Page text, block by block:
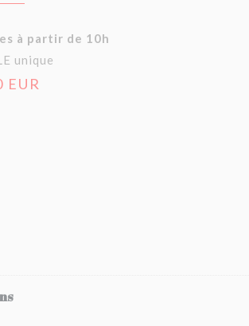
à partir de 10h
unique
EUR